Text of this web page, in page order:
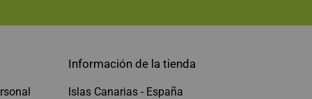
Información de la tienda
Islas Canarias - España